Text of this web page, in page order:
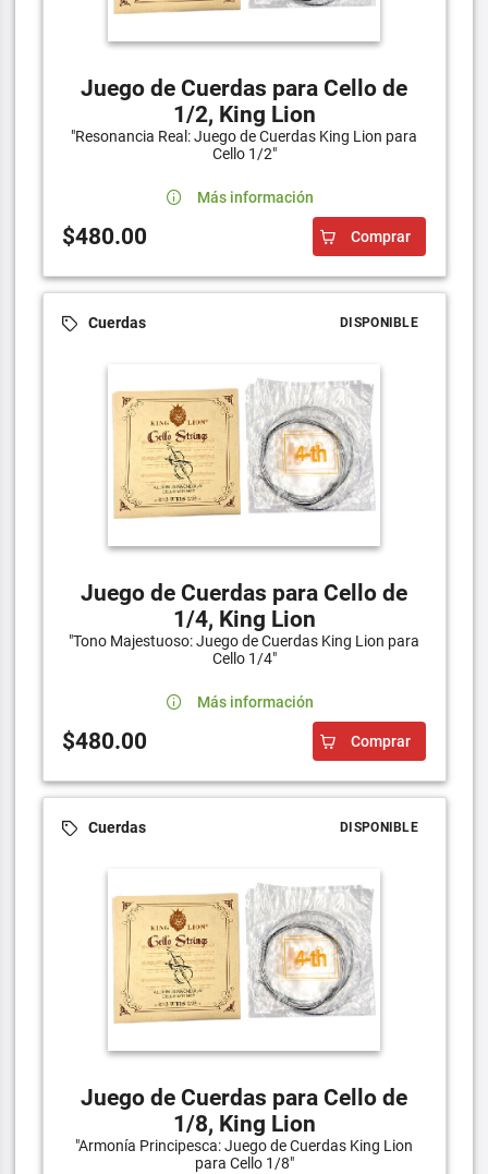
Juego de Cuerdas para Cello de
1/2, King Lion
"Resonancia Real: Juego de Cuerdas King Lion para
Cello 1/2"
Más información
$480.00 Comprar
Cuerdas DISPONIBLE
Juego de Cuerdas para Cello de
1/4, King Lion
"Tono Majestuoso: Juego de Cuerdas King Lion para
Cello 1/4"
Más información
$480.00 Comprar
Cuerdas DISPONIBLE
Juego de Cuerdas para Cello de
1/8, King Lion
"Armonía Principesca: Juego de Cuerdas King Lion
para Cello 1/8"